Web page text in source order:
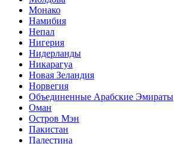
Монако
Намибия
Непал
Нигерия
Нидерланды
Никарагуа
Новая Зеландия
Норвегия
Объединенные Арабские Эмираты
Оман
Остров Мэн
Пакистан
Палестина